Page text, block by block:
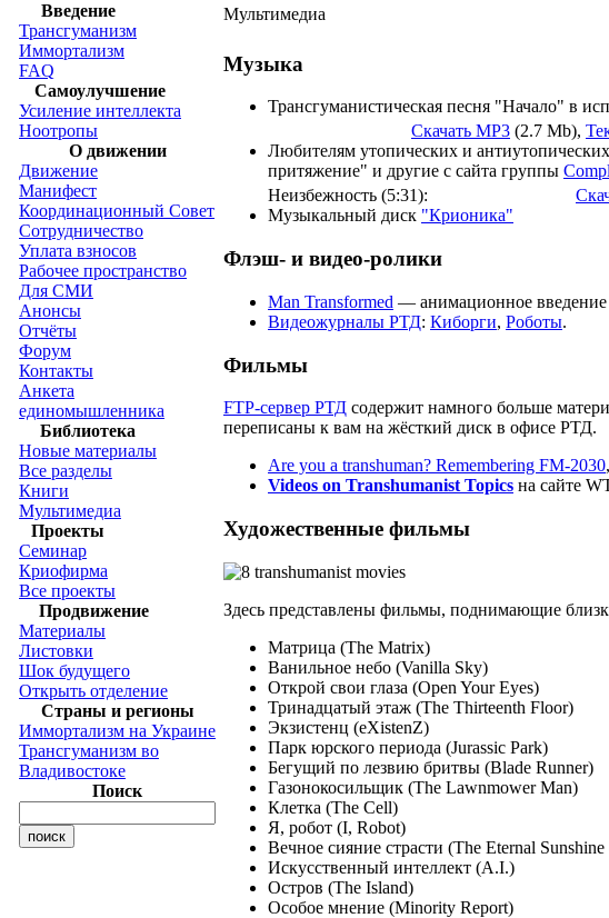
Введение
Трансгуманизм
Иммортализм
FAQ
Самоулучшение
Усиление интеллекта
Ноотропы
О движении
Движение
Манифест
Координационный Совет
Сотрудничество
Уплата взносов
Рабочее пространство
Для СМИ
Анонсы
Отчёты
Форум
Контакты
Анкета
единомышленника
Библиотека
Новые материалы
Все разделы
Книги
Мультимедиа
Проекты
Семинар
Криофирма
Все проекты
Продвижение
Материалы
Листовки
Шок будущего
Открыть отделение
Страны и регионы
Иммортализм на Украине
Трансгуманизм во
Владивостоке
Поиск
Мультимедиа
Музыка
Трансгуманистическая песня "Начало" в
Скачать MP3 (2.7 Mb),
Любителям утопических и
притяжение" и другие с сайта группы
Неизбежность (5:31):
Музыкальный диск "Крионика"
Флэш- и видео-ролики
Man Transformed — анимационное
Видеожурналы РТД: Киборги, Роботы.
Фильмы
FTP-сервер РТД содержит намного больше
переписаны к вам на жёсткий диск в офисе РТД.
Are you a transhuman? Remembering FM-2030
Videos on Transhumanist Topics на сайте
Художественные фильмы
Здесь представлены фильмы, поднимающие
Матрица (The Matrix)
Ванильное небо (Vanilla Sky)
Открой свои глаза (Open Your Eyes)
Тринадцатый этаж (The Thirteenth Floor)
Экзистенц (eXistenZ)
Парк юрского периода (Jurassic Park)
Бегущий по лезвию бритвы (Blade Runner)
Газонокосильщик (The Lawnmower Man)
Клетка (The Cell)
Я, робот (I, Robot)
Вечное сияние страсти (The Eternal
Искусственный интеллект (A.I.)
Остров (The Island)
Особое мнение (Minority Report)